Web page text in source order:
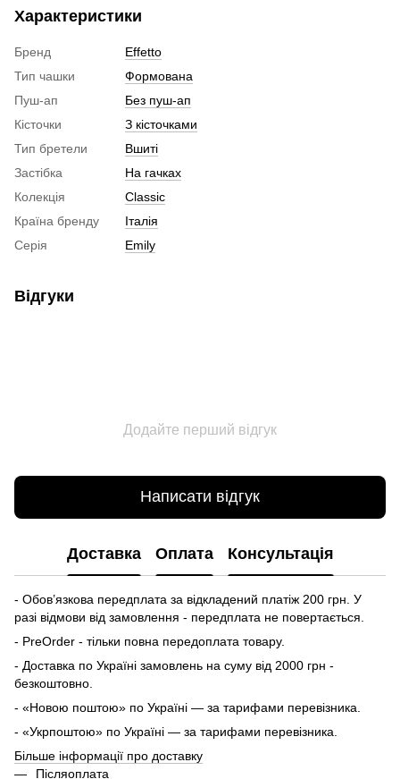
Характеристики
Бренд
Effetto
Тип чашки
Формована
Пуш-ап
Без пуш-ап
Кісточки
З кісточками
Тип бретели
Вшиті
Застібка
На гачках
Колекція
Classic
Країна бренду
Італія
Серія
Emily
Відгуки
Додайте перший відгук
Написати відгук
Доставка Оплата Консультація
- Обов’язкова передплата за відкладений платіж 200 грн. У
разі відмови від замовлення - передплата не повертається.
- PreOrder - тільки повна передоплата товару.
- Доставка по Україні замовлень на суму від 2000 грн -
безкоштовно.
- «Новою поштою» по Україні — за тарифами перевізника.
- «Укрпоштою» по Україні — за тарифами перевізника.
Більше інформації про доставку
Післяоплата